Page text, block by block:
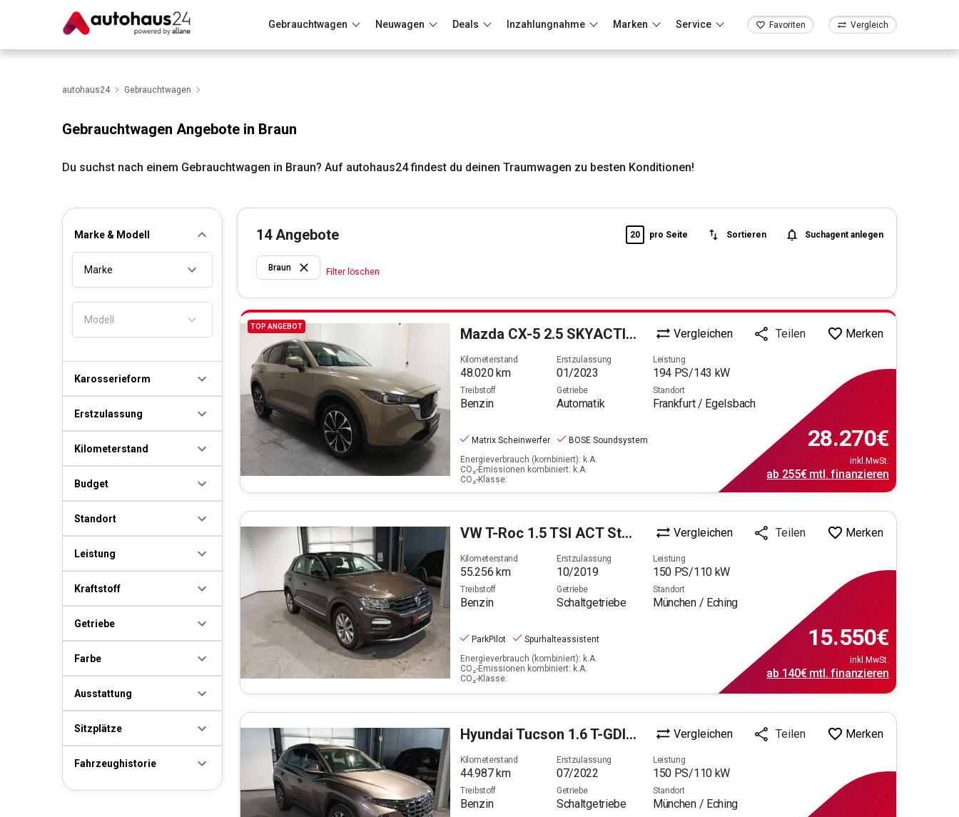
Gebrauchtwagen Neuwagen Deals Inzahlungnahme Marken Service Favoriten Vergleich
Wir bewerten dein AutoRund um die Inzahlungnahme
autohaus24 Gebrauchtwagen
Gebrauchtwagen Angebote in Braun
Du suchst nach einem Gebrauchtwagen in Braun? Auf autohaus24 findest du deinen Traumwagen zu besten Konditionen!
Marke & Modell
Marke
Modell
Karosserieform
Erstzulassung
Kilometerstand
Budget
Standort
Leistung
Kraftstoff
Getriebe
Farbe
Ausstattung
Sitzplätze
Fahrzeughistorie
14 Angebote 20 pro Seite Sortieren Suchagent anlegen
Braun Filter löschen
TOP ANGEBOT Mazda CX-5 2.5 SKYACTIV-G 194 Sports-Line AWD (EURO 6d) Vergleichen Teilen Merken
Kilometerstand
48.020km
Erstzulassung
01/2023
Leistung
194 PS/143 kW
Treibstoff
Benzin
Getriebe
Automatik
Standort
Frankfurt / Egelsbach
Matrix Scheinwerfer
BOSE Soundsystem
Energieverbrauch (kombiniert): k.A.
CO₂-Emissionen kombiniert: k.A.
CO₂-Klasse:
28.270€
inkl.MwSt.
ab 255€mtl. finanzieren
VWT-Roc 1.5 TSI ACT Style Vergleichen Teilen Merken
Kilometerstand
55.256 km
Erstzulassung
10/2019
Leistung
150 PS/110 kW
Treibstoff
Benzin
Getriebe
Schaltgetriebe
Standort
München / Eching
ParkPilot
Spurhalteassistent
Energieverbrauch (kombiniert): k.A.
CO₂-Emissionen kombiniert: k.A.
CO₂-Klasse:
15.550€
inkl.MwSt.
ab 140€mtl. finanzieren
Hyundai Tucson 1.6 T-GDI Trend Mild-Hybrid Vergleichen Teilen Merken
Kilometerstand
44.987km
Erstzulassung
07/2022
Leistung
150 PS/110 kW
Treibstoff
Benzin
Getriebe
Schaltgetriebe
Standort
München / Eching